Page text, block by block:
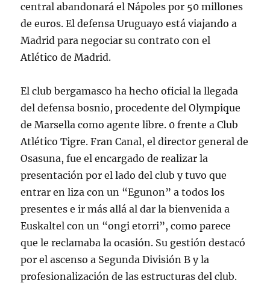
central abandonará el Nápoles por 50 millones
de euros. El defensa Uruguayo está viajando a
Madrid para negociar su contrato con el
Atlético de Madrid.
El club bergamasco ha hecho oficial la llegada
del defensa bosnio, procedente del Olympique
de Marsella como agente libre. 0 frente a Club
Atlético Tigre. Fran Canal, el director general de
Osasuna, fue el encargado de realizar la
presentación por el lado del club y tuvo que
entrar en liza con un “Egunon” a todos los
presentes e ir más allá al dar la bienvenida a
Euskaltel con un “ongi etorri”, como parece
que le reclamaba la ocasión. Su gestión destacó
por el ascenso a Segunda División B y la
profesionalización de las estructuras del club.